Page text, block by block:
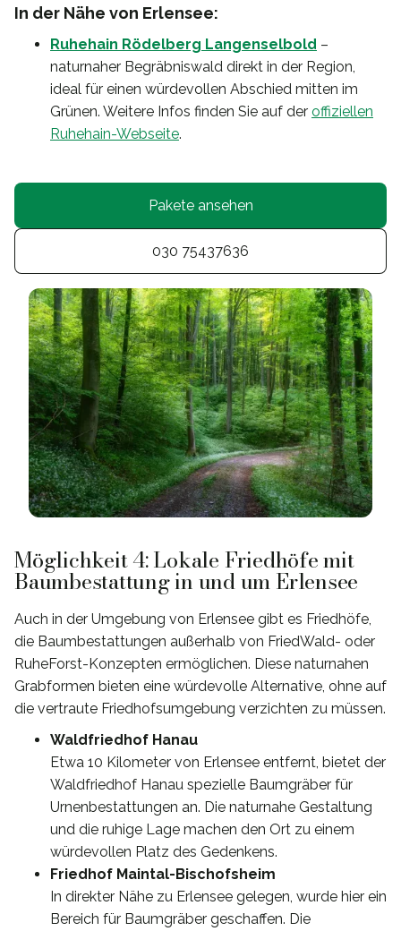
In der Nähe von Erlensee:
Ruhehain Rödelberg Langenselbold –
naturnaher Begräbniswald direkt in der Region,
ideal für einen würdevollen Abschied mitten im
Grünen. Weitere Infos finden Sie auf der offiziellen
Ruhehain-Webseite.
Pakete ansehen
030 75437636
Möglichkeit 4: Lokale Friedhöfe mit
Baumbestattung in und um Erlensee
Auch in der Umgebung von Erlensee gibt es Friedhöfe,
die Baumbestattungen außerhalb von FriedWald- oder
RuheForst-Konzepten ermöglichen. Diese naturnahen
Grabformen bieten eine würdevolle Alternative, ohne auf
die vertraute Friedhofsumgebung verzichten zu müssen.
Waldfriedhof Hanau
Etwa 10 Kilometer von Erlensee entfernt, bietet der
Waldfriedhof Hanau spezielle Baumgräber für
Urnenbestattungen an. Die naturnahe Gestaltung
und die ruhige Lage machen den Ort zu einem
würdevollen Platz des Gedenkens.
Friedhof Maintal-Bischofsheim
In direkter Nähe zu Erlensee gelegen, wurde hier ein
Bereich für Baumgräber geschaffen. Die